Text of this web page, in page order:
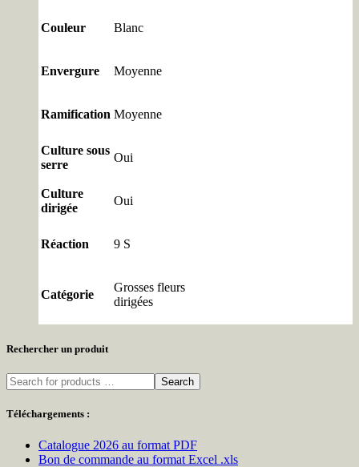
Couleur Blanc
Envergure Moyenne
Ramification Moyenne
Culture sous
serre
Oui
Culture
dirigée
Oui
Réaction 9 S
Catégorie
Grosses fleurs
dirigées
Rechercher un produit
Search
Téléchargements :
Catalogue 2026 au format PDF
Bon de commande au format Excel .xls